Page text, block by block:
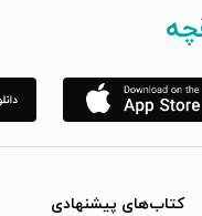
کتاب‌های پیشنهادی